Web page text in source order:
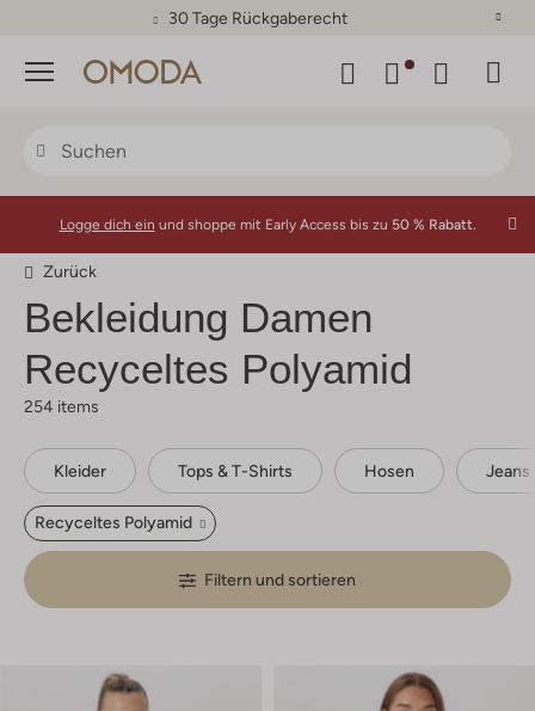
30 Tage Rückgaberecht
Menü
Logge dich ein und shoppe mit Early Access bis zu 50 % Rabatt.
Zurück
Bekleidung Damen
Recyceltes Polyamid
254 items
Kleider Tops & T-Shirts Hosen Jeans
Recyceltes Polyamid
Filtern und sortieren